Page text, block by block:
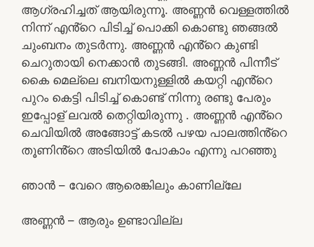
ആഗ്രഹിച്ചത് ആയിരുന്നൂ. അണ്ണൻ വെള്ളത്തിൽ
നിന്ന് എൻ്റെ പിടിച്ച് പൊക്കി കൊണ്ടു ഞങ്ങൽ
ചുംബനം തുടർന്നു. അണ്ണൻ എൻ്റെ കുണ്ടി
ചെറുതായി നെക്കാൻ തുടങ്ങി. അണ്ണൻ പിന്നീട്
കൈ മെല്ലെ ബനിയനുള്ളിൽ കയറ്റി എൻ്റെ
പുറം കെട്ടി പിടിച്ച് കൊണ്ട് നിന്നു രണ്ടു പേരും
ഇപ്പോള് ലവൽ തെറ്റിയിരുന്നു . അണ്ണൻ എൻ്റെ
ചെവിയിൽ അങ്ങോട്ട് കടൽ പഴയ പാലത്തിൻ്റെ
തൂണിൻ്റെ അടിയിൽ പോകാം എന്നു പറഞ്ഞു
ഞാൻ – വേറെ ആരെങ്കിലും കാണില്ലേ
അണ്ണൻ – ആരും ഉണ്ടാവില്ല